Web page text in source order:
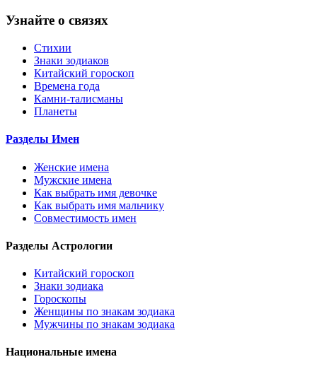
Узнайте о связях
Стихии
Знаки зодиаков
Китайский гороскоп
Времена года
Камни-талисманы
Планеты
Разделы Имен
Женские имена
Мужские имена
Как выбрать имя девочке
Как выбрать имя мальчику
Совместимость имен
Разделы Астрологии
Китайский гороскоп
Знаки зодиака
Гороскопы
Женщины по знакам зодиака
Мужчины по знакам зодиака
Национальные имена